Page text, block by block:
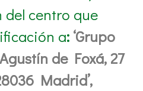
centro que
a:‘Grupo
de Foxá, 27
Madrid’,